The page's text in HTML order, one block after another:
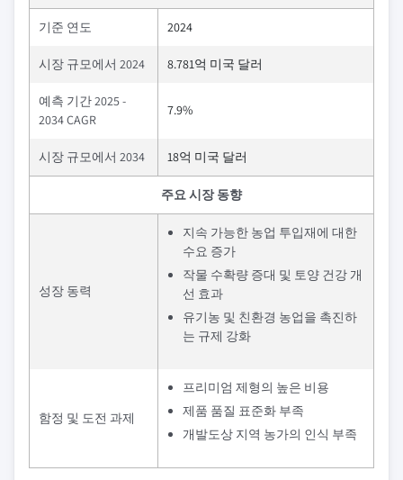
기준 연도 2024
시장 규모에서 2024 8.781억 미국 달러
예측 기간 2025 -
2034 CAGR
7.9%
시장 규모에서 2034 18억 미국 달러
주요 시장 동향
성장 동력
지속 가능한 농업 투입재에 대한
수요 증가
작물 수확량 증대 및 토양 건강 개
선 효과
유기농 및 친환경 농업을 촉진하
는 규제 강화
함정 및 도전 과제
프리미엄 제형의 높은 비용
제품 품질 표준화 부족
개발도상 지역 농가의 인식 부족